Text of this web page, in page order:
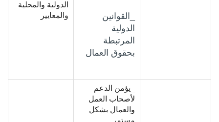
_القوانين
الدولية
المرتبطة
بحقوق العمال
الدولية والمحلية
والمعايير
_يؤمن الدعم
لأصحاب العمل
والعمال بشكل